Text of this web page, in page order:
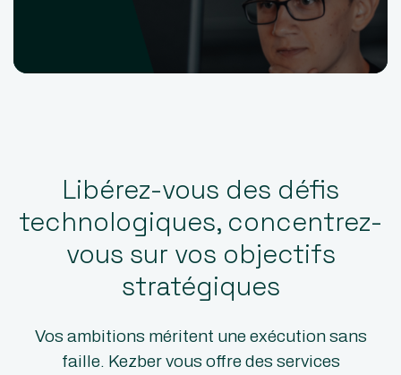
Libérez-vous des défis
technologiques, concentrez-
vous sur vos objectifs
stratégiques
Vos ambitions méritent une exécution sans
faille. Kezber vous offre des services